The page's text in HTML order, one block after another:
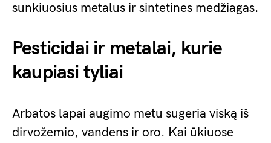
sunkiuosius metalus ir sintetines medžiagas.
Pesticidai ir metalai, kurie
kaupiasi tyliai
Arbatos lapai augimo metu sugeria viską iš
dirvožemio, vandens ir oro. Kai ūkiuose